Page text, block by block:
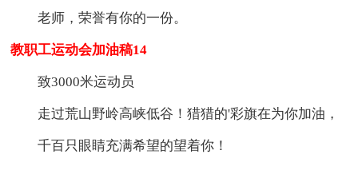
老师，荣誉有你的一份。
教职工运动会加油稿14
致3000米运动员
走过荒山野岭高峡低谷！猎猎的'彩旗在为你加油，
千百只眼睛充满希望的望着你！